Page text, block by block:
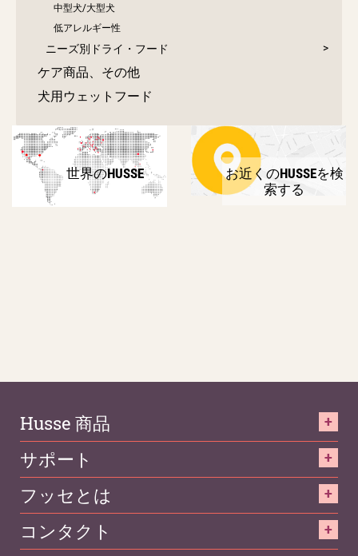
中型犬/大型犬
低アレルギー性
ニーズ別ドライ・フード
ケア商品、その他
犬用ウェットフード
世界のHUSSE
お近くのHUSSEを検
索する
Husse 商品
サポート
フッセとは
コンタクト